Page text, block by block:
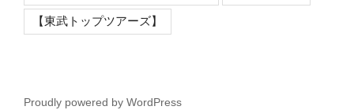
【東武トップツアーズ】
Proudly powered by WordPress